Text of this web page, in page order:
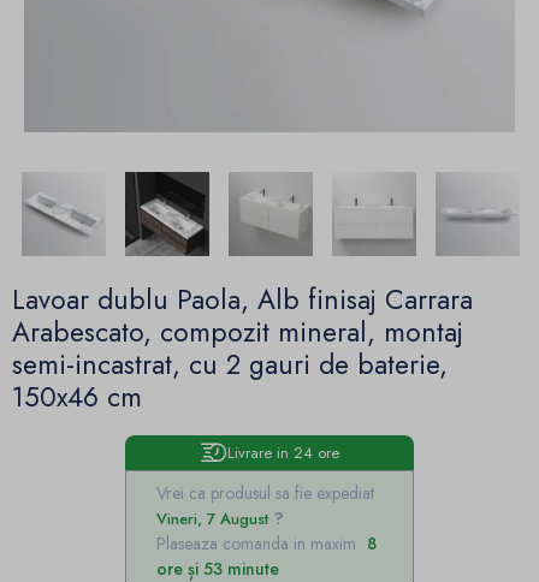
Lavoar dublu Paola, Alb finisaj Carrara
Arabescato, compozit mineral, montaj
semi-incastrat, cu 2 gauri de baterie,
150x46 cm
Livrare in 24 ore
Vrei ca produsul sa fie expediat
Vineri, 7 August
Plaseaza comanda in maxim 8
ore și 53 minute